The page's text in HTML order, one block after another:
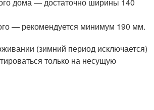
— рекомендуется минимум 190 мм.
(зимний период исключается)
только на несущую